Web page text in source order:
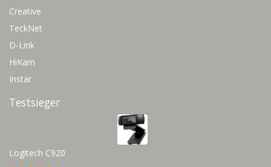
Creative
TeckNet
D-Link
HiKam
Instar
Testsieger
Logitech C920